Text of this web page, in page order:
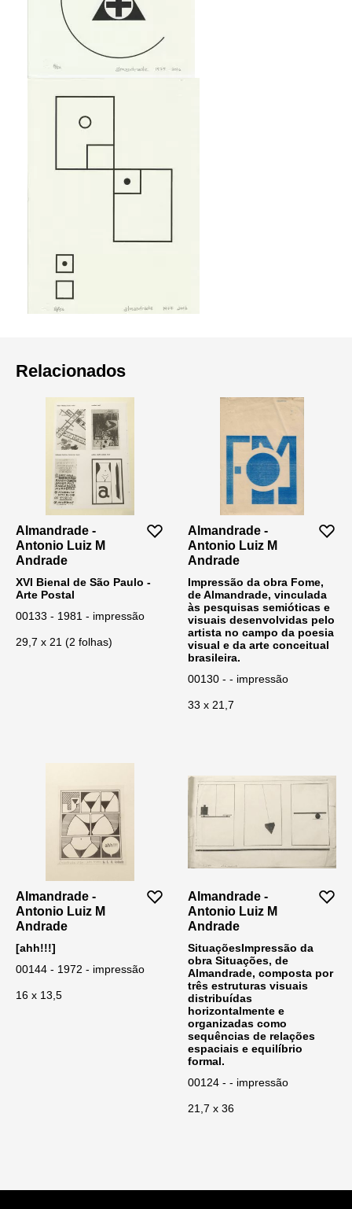
Relacionados
Almandrade -
Antonio Luiz M
Andrade
XVI Bienal de São Paulo -
Arte Postal
00133 - 1981 - impressão
29,7 x 21 (2 folhas)
Almandrade -
Antonio Luiz M
Andrade
Impressão da obra Fome,
de Almandrade, vinculada
às pesquisas semióticas e
visuais desenvolvidas pelo
artista no campo da poesia
visual e da arte conceitual
brasileira.
00130 - - impressão
33 x 21,7
Almandrade -
Antonio Luiz M
Andrade
[ahh!!!]
00144 - 1972 - impressão
16 x 13,5
Almandrade -
Antonio Luiz M
Andrade
SituaçõesImpressão da
obra Situações, de
Almandrade, composta por
três estruturas visuais
distribuídas
horizontalmente e
organizadas como
sequências de relações
espaciais e equilíbrio
formal.
00124 - - impressão
21,7 x 36